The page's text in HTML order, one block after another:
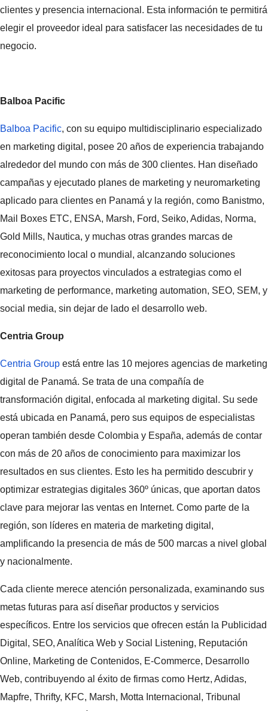
clientes y presencia internacional. Esta información te permitirá
elegir el proveedor ideal para satisfacer las necesidades de tu
negocio.
Balboa Pacific
Balboa Pacific, con su equipo multidisciplinario especializado
en marketing digital, posee 20 años de experiencia trabajando
alrededor del mundo con más de 300 clientes. Han diseñado
campañas y ejecutado planes de marketing y neuromarketing
aplicado para clientes en Panamá y la región, como Banistmo,
Mail Boxes ETC, ENSA, Marsh, Ford, Seiko, Adidas, Norma,
Gold Mills, Nautica, y muchas otras grandes marcas de
reconocimiento local o mundial, alcanzando soluciones
exitosas para proyectos vinculados a estrategias como el
marketing de performance, marketing automation, SEO, SEM, y
social media, sin dejar de lado el desarrollo web.
Centria Group
Centria Group está entre las 10 mejores agencias de marketing
digital de Panamá. Se trata de una compañía de
transformación digital, enfocada al marketing digital. Su sede
está ubicada en Panamá, pero sus equipos de especialistas
operan también desde Colombia y España, además de contar
con más de 20 años de conocimiento para maximizar los
resultados en sus clientes. Esto les ha permitido descubrir y
optimizar estrategias digitales 360º únicas, que aportan datos
clave para mejorar las ventas en Internet. Como parte de la
región, son líderes en materia de marketing digital,
amplificando la presencia de más de 500 marcas a nivel global
y nacionalmente.
Cada cliente merece atención personalizada, examinando sus
metas futuras para así diseñar productos y servicios
específicos. Entre los servicios que ofrecen están la Publicidad
Digital, SEO, Analítica Web y Social Listening, Reputación
Online, Marketing de Contenidos, E-Commerce, Desarrollo
Web, contribuyendo al éxito de firmas como Hertz, Adidas,
Mapfre, Thrifty, KFC, Marsh, Motta Internacional, Tribunal